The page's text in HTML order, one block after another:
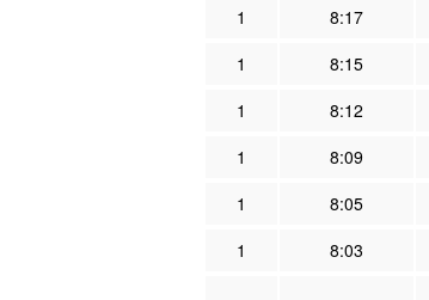
1
8:17
1
8:15
1
8:12
1
8:09
1
8:05
1
8:03